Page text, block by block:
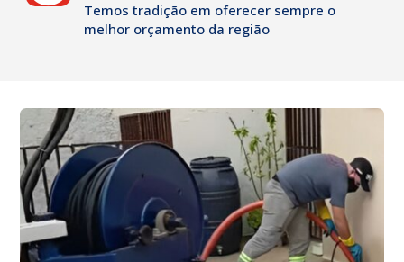
Temos tradição em oferecer sempre o
melhor orçamento da região